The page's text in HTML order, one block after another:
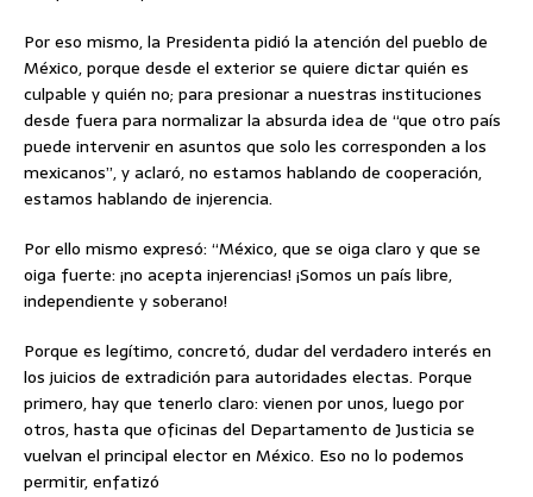
Por eso mismo, la Presidenta pidió la atención del pueblo de
México, porque desde el exterior se quiere dictar quién es
culpable y quién no; para presionar a nuestras instituciones
desde fuera para normalizar la absurda idea de “que otro país
puede intervenir en asuntos que solo les corresponden a los
mexicanos”, y aclaró, no estamos hablando de cooperación,
estamos hablando de injerencia.
Por ello mismo expresó: “México, que se oiga claro y que se
oiga fuerte: ¡no acepta injerencias! ¡Somos un país libre,
independiente y soberano!
Porque es legítimo, concretó, dudar del verdadero interés en
los juicios de extradición para autoridades electas. Porque
primero, hay que tenerlo claro: vienen por unos, luego por
otros, hasta que oficinas del Departamento de Justicia se
vuelvan el principal elector en México. Eso no lo podemos
permitir, enfatizó